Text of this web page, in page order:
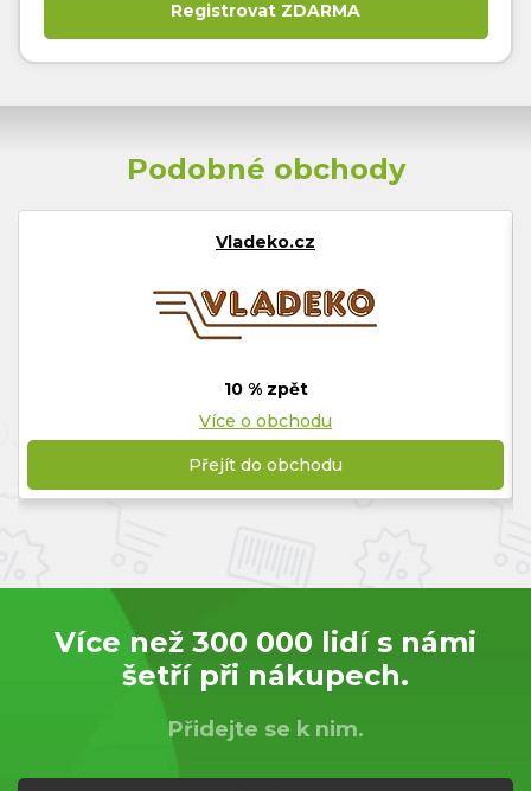
Podobné obchody
Vladeko.cz
10 % zpět
Více o obchodu
Přejít do obchodu
Více než 300 000 lidí s námi
šetří při nákupech.
Přidejte se k nim.